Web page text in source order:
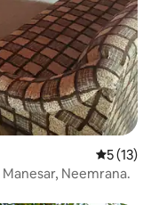
5 (13)
Neemrana.